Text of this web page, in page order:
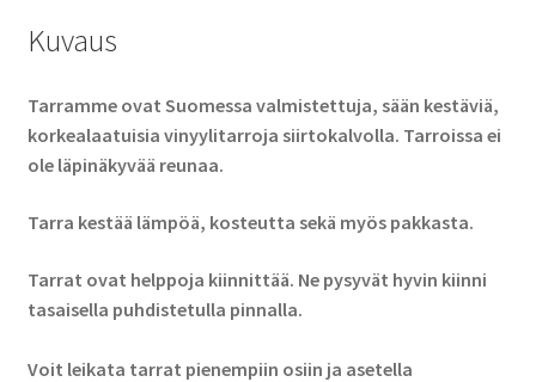
Kuvaus
Tarramme ovat Suomessa valmistettuja, sään kestäviä,
korkealaatuisia vinyylitarroja siirtokalvolla. Tarroissa ei
ole läpinäkyvää reunaa.
Tarra kestää lämpöä, kosteutta sekä myös pakkasta.
Tarrat ovat helppoja kiinnittää. Ne pysyvät hyvin kiinni
tasaisella puhdistetulla pinnalla.
Voit leikata tarrat pienempiin osiin ja asetella